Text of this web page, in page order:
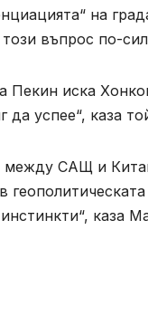
на
въпрос по-
Пекин иска
да успее“, каза
между САЩ и
каза